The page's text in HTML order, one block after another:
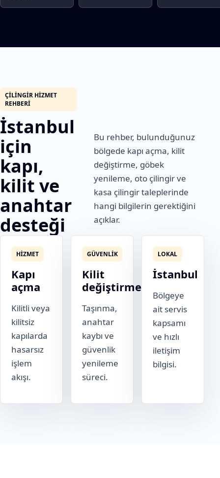
ÇILINGIR HIZMET
REHBERI
İstanbul
için
kapı,
kilit ve
anahtar
desteği
Bu rehber, bulunduğunuz
bölgede kapı açma, kilit
değiştirme, göbek
yenileme, oto çilingir ve
kasa çilingir taleplerinde
hangi bilgilerin gerektiğini
açıklar.
HIZMET
Kapı
açma
Kilitli veya
kilitsiz
kapılarda
hasarsız
işlem
akışı.
GÜVENLIK
Kilit
değiştirme
Taşınma,
anahtar
kaybı ve
güvenlik
yenileme
süreci.
LOKAL
İstanbul
Bölgeye
ait servis
kapsamı
ve hızlı
iletişim
bilgisi.